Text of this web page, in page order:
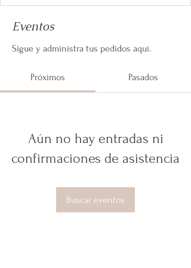
Eventos
Sigue y administra tus pedidos aquí.
Próximos Pasados
Aún no hay entradas ni
confirmaciones de asistencia
Buscar eventos